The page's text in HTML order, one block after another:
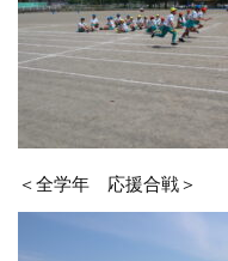
＜全学年 応援合戦＞